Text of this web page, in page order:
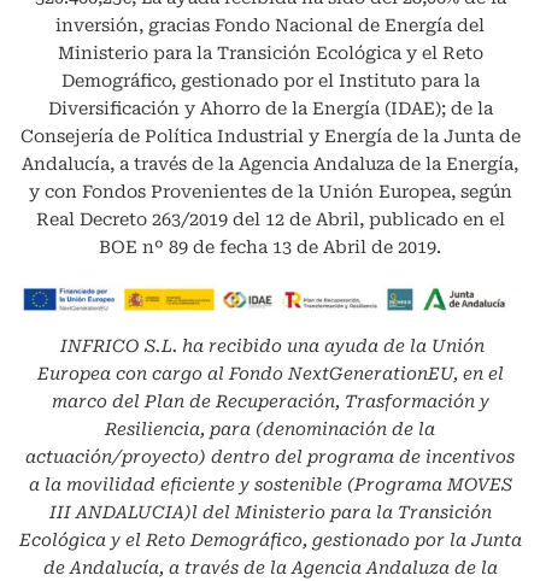
inversión, gracias Fondo Nacional de Energía del
Ministerio para la Transición Ecológica y el Reto
Demográfico, gestionado por el Instituto para la
Diversificación y Ahorro de la Energía (IDAE); de la
Consejería de Política Industrial y Energía de la Junta de
Andalucía, a través de la Agencia Andaluza de la Energía,
y con Fondos Provenientes de la Unión Europea, según
Real Decreto 263/2019 del 12 de Abril, publicado en el
BOE nº 89 de fecha 13 de Abril de 2019.
INFRICO S.L. ha recibido una ayuda de la Unión
Europea con cargo al Fondo NextGenerationEU, en el
marco del Plan de Recuperación, Trasformación y
Resiliencia, para (denominación de la
actuación/proyecto) dentro del programa de incentivos
a la movilidad eficiente y sostenible (Programa MOVES
III ANDALUCIA)l del Ministerio para la Transición
Ecológica y el Reto Demográfico, gestionado por la Junta
de Andalucía, a través de la Agencia Andaluza de la